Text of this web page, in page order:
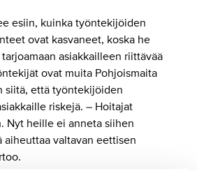
esiin, kuinka työntekijöiden
ovat kasvaneet, koska he
asiakkailleen riittävää
ovat muita Pohjoismaita
siitä, että työntekijöiden
riskejä. – Hoitajat
Nyt heille ei anneta siihen
aiheuttaa valtavan eettisen